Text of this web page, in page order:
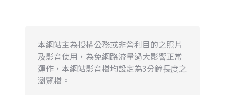
本網站主為授權公務或非營利目的之照片
及影音使用，為免網路流量過大影響正常
運作，本網站影音檔均設定為3分鐘長度之
瀏覽檔。